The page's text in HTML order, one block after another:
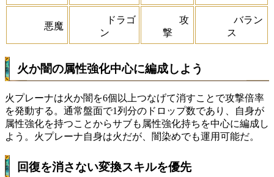
悪魔
ドラゴ
ン
攻
撃
バラン
ス
火か闇の属性強化中心に編成しよう
火プレーナは火か闇を6個以上つなげて消すことで攻撃倍率
を発動する。通常盤面で1列分のドロップ数であり、自身が
属性強化を持つことからサブも属性強化持ちを中心に編成し
よう。火プレーナ自身は火だが、闇染めでも運用可能だ。
回復を消さない変換スキルを優先